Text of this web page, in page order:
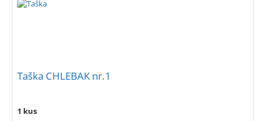
Taška CHLEBAK nr.1
1 kus